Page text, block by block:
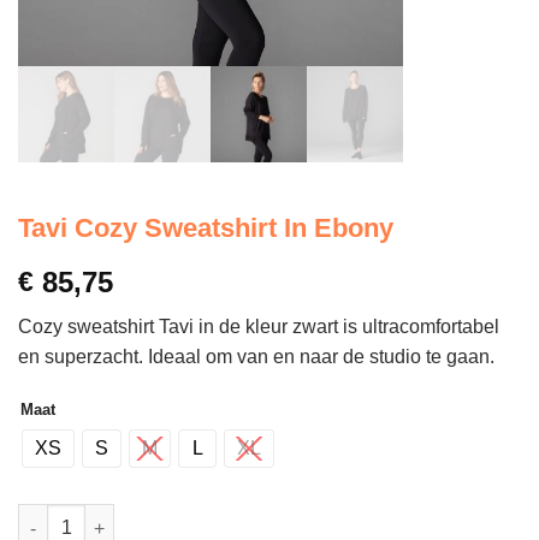
Tavi Cozy Sweatshirt In Ebony
€ 85,75
Cozy sweatshirt Tavi in de kleur zwart is ultracomfortabel
en superzacht. Ideaal om van en naar de studio te gaan.
Maat
XS S M L XL
Tavi Cozy Sweatshirt In Ebony aantal